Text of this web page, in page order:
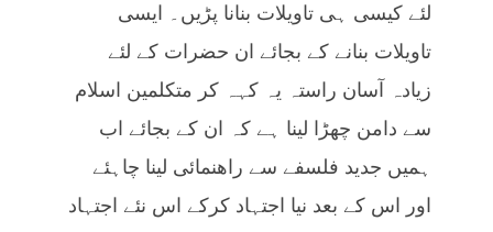
لئے کیسی ہی تاویلات بنانا پڑیں۔ ایسی
تاویلات بنانے کے بجائے ان حضرات کے لئے
زیادہ آسان راستہ یہ کہہ کر متکلمین اسلام
سے دامن چھڑا لینا ہے کہ ان کے بجائے اب
ہمیں جدید فلسفے سے راھنمائی لینا چاہئے
اور اس کے بعد نیا اجتہاد کرکے اس نئے اجتہاد